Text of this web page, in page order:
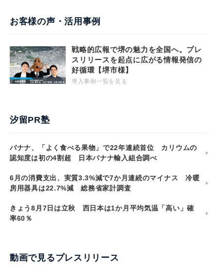
お客様の声・活用事例
戦略的広報で堺の魅力を全国へ。プレ
スリリースを起点に広がる情報発信の
好循環【堺市様】
導入事例一覧を見る
汐留PR塾
バナナ、「よく食べる果物」で22年連続首位 カリウムの
認知度は初の4割超 日本バナナ輸入組合調べ
6月の消費支出、実質3.3%減で7か月連続のマイナス 冷暖
房用器具は22.7%減 総務省家計調査
きょう8月7日は立秋 西日本は1か月平均気温「高い」確
率60％
動画で見るプレスリリース